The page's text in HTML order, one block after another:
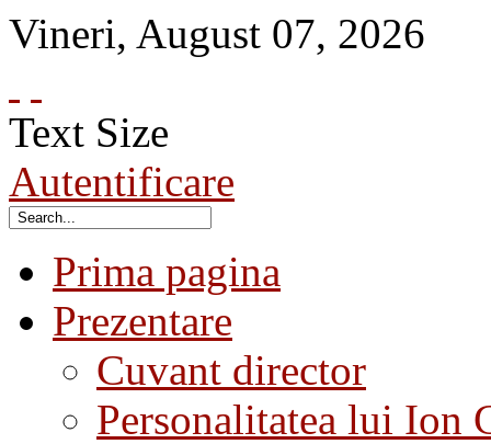
Vineri, August 07, 2026
Text Size
Autentificare
Prima pagina
Prezentare
Cuvant director
Personalitatea lui Ion